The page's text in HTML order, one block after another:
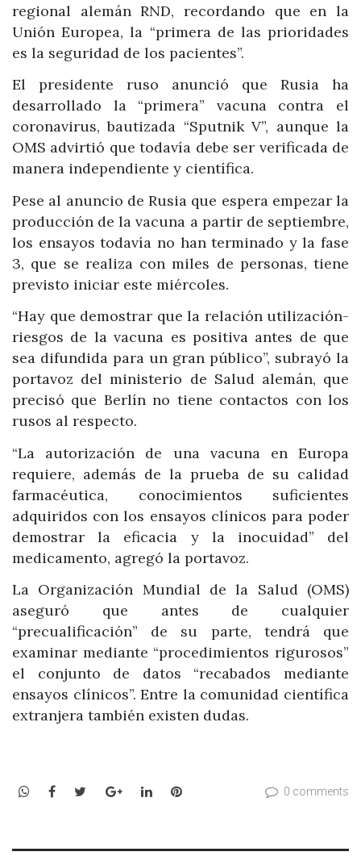
regional alemán RND, recordando que en la
Unión Europea, la “primera de las prioridades
es la seguridad de los pacientes”.
El presidente ruso anunció que Rusia ha
desarrollado la “primera” vacuna contra el
coronavirus, bautizada “Sputnik V”, aunque la
OMS advirtió que todavía debe ser verificada de
manera independiente y científica.
Pese al anuncio de Rusia que espera empezar la
producción de la vacuna a partir de septiembre,
los ensayos todavía no han terminado y la fase
3, que se realiza con miles de personas, tiene
previsto iniciar este miércoles.
“Hay que demostrar que la relación utilización-
riesgos de la vacuna es positiva antes de que
sea difundida para un gran público”, subrayó la
portavoz del ministerio de Salud alemán, que
precisó que Berlín no tiene contactos con los
rusos al respecto.
“La autorización de una vacuna en Europa
requiere, además de la prueba de su calidad
farmacéutica, conocimientos suficientes
adquiridos con los ensayos clínicos para poder
demostrar la eficacia y la inocuidad” del
medicamento, agregó la portavoz.
La Organización Mundial de la Salud (OMS)
aseguró que antes de cualquier
“precualificación” de su parte, tendrá que
examinar mediante “procedimientos rigurosos”
el conjunto de datos “recabados mediante
ensayos clínicos”. Entre la comunidad científica
extranjera también existen dudas.
WhatsApp
Facebook
TwitterGoogle+LinkedInPinterest 0 comments